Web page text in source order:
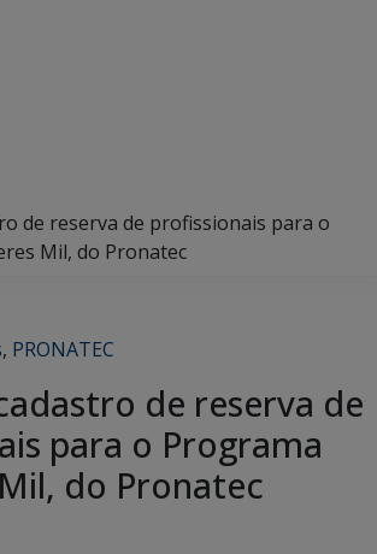
de reserva de profissionais para o
Mil, do Pronatec
, PRONATEC
de reserva de
para o Programa
do Pronatec